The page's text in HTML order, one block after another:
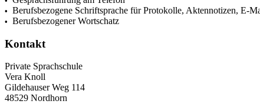
• Berufsbezogene Schriftsprache für Protokolle, Akten­notizen, E-
• Berufsbezogener Wortschatz
Kontakt
Private Sprachschule
Vera Knoll
Gildehauser Weg 114
48529 Nordhorn